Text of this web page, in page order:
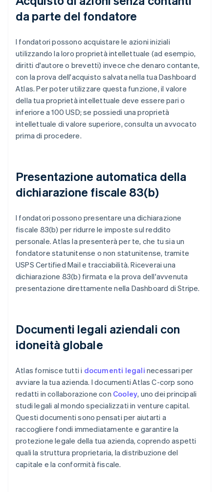
da parte del fondatore
I fondatori possono acquistare le azioni iniziali
utilizzando la loro proprietà intellettuale (ad esempio,
diritti d'autore o brevetti) invece che denaro contante,
con la prova dell'acquisto salvata nella tua Dashboard
Atlas. Per poter utilizzare questa funzione, il valore
della tua proprietà intellettuale deve essere pari o
inferiore a 100 USD; se possiedi una proprietà
intellettuale di valore superiore, consulta un avvocato
prima di procedere.
Presentazione automatica della
dichiarazione fiscale 83(b)
I fondatori possono presentare una dichiarazione
fiscale 83(b) per ridurre le imposte sul reddito
personale. Atlas la presenterà per te, che tu sia un
fondatore statunitense o non statunitense, tramite
USPS Certified Mail e tracciabilità. Riceverai una
dichiarazione 83(b) firmata e la prova dell'avvenuta
presentazione direttamente nella Dashboard di Stripe.
Documenti legali aziendali con
idoneità globale
Atlas fornisce tutti i documenti legali necessari per
avviare la tua azienda. I documenti Atlas C-corp sono
redatti in collaborazione con Cooley, uno dei principali
studi legali al mondo specializzati in venture capital.
Questi documenti sono pensati per aiutarti a
raccogliere fondi immediatamente e garantire la
protezione legale della tua azienda, coprendo aspetti
quali la struttura proprietaria, la distribuzione del
capitale e la conformità fiscale.